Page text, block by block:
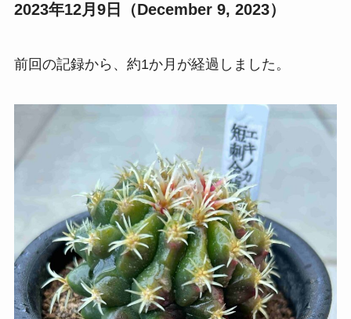
2023年12月9日（December 9, 2023）
前回の記録から、約1か月が経過しました。